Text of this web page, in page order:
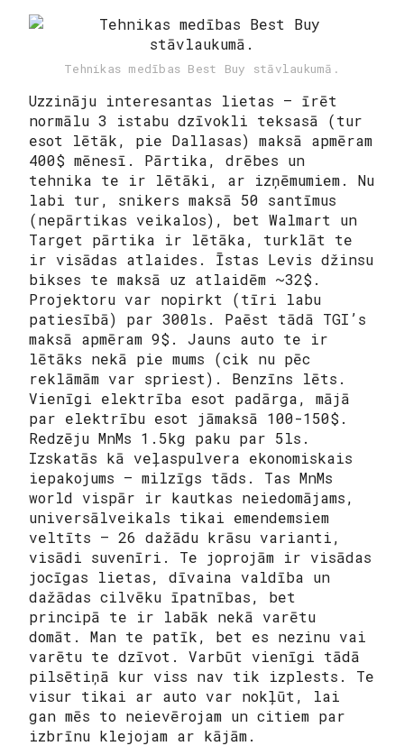
Tehnikas medības Best Buy stāvlaukumā.
Uzzināju interesantas lietas – īrēt
normālu 3 istabu dzīvokli teksasā (tur
esot lētāk, pie Dallasas) maksā apmēram
400$ mēnesī. Pārtika, drēbes un
tehnika te ir lētāki, ar izņēmumiem. Nu
labi tur, snikers maksā 50 santīmus
(nepārtikas veikalos), bet Walmart un
Target pārtika ir lētāka, turklāt te
ir visādas atlaides. Īstas Levis džinsu
bikses te maksā uz atlaidēm ~32$.
Projektoru var nopirkt (tīri labu
patiesībā) par 300ls. Paēst tādā TGI’s
maksā apmēram 9$. Jauns auto te ir
lētāks nekā pie mums (cik nu pēc
reklāmām var spriest). Benzīns lēts.
Vienīgi elektrība esot padārga, mājā
par elektrību esot jāmaksā 100-150$.
Redzēju MnMs 1.5kg paku par 5ls.
Izskatās kā veļaspulvera ekonomiskais
iepakojums – milzīgs tāds. Tas MnMs
world vispār ir kautkas neiedomājams,
universālveikals tikai emendemsiem
veltīts – 26 dažādu krāsu varianti,
visādi suvenīri. Te joprojām ir visādas
jocīgas lietas, dīvaina valdība un
dažādas cilvēku īpatnības, bet
principā te ir labāk nekā varētu
domāt. Man te patīk, bet es nezinu vai
varētu te dzīvot. Varbūt vienīgi tādā
pilsētiņā kur viss nav tik izplests. Te
visur tikai ar auto var nokļūt, lai
gan mēs to neievērojam un citiem par
izbrīnu klejojam ar kājām.